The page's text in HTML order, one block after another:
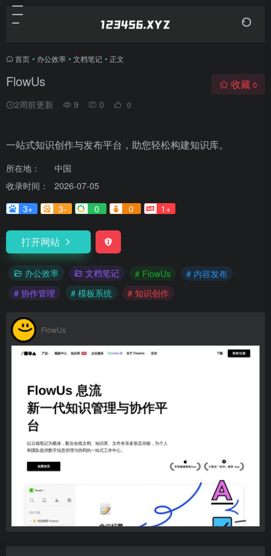
首页 • 办公效率 • 文档笔记 • 正文
FlowUs
2周前更新 9 0 0
收藏 0
一站式知识创作与发布平台，助您轻松构建知识库。
所在地：
中国
收录时间：
2026-07-05
3+
3- 0 0 1+
打开网站
办公效率 文档笔记 # FlowUs
# 内容发布
# 协作管理
# 模板系统 # 知识创作
FlowUs